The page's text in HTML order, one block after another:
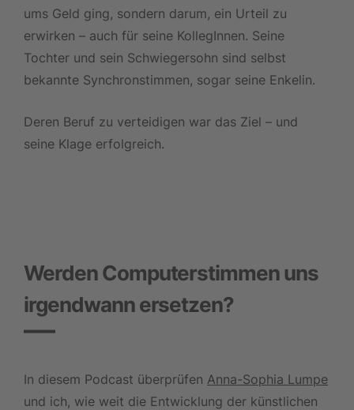
ums Geld ging, sondern darum, ein Urteil zu
erwirken – auch für seine KollegInnen. Seine
Tochter und sein Schwiegersohn sind selbst
bekannte Synchronstimmen, sogar seine Enkelin.
Deren Beruf zu verteidigen war das Ziel – und
seine Klage erfolgreich.
Werden Computerstimmen uns
irgendwann ersetzen?
In diesem Podcast überprüfen Anna-Sophia Lumpe
und ich, wie weit die Entwicklung der künstlichen